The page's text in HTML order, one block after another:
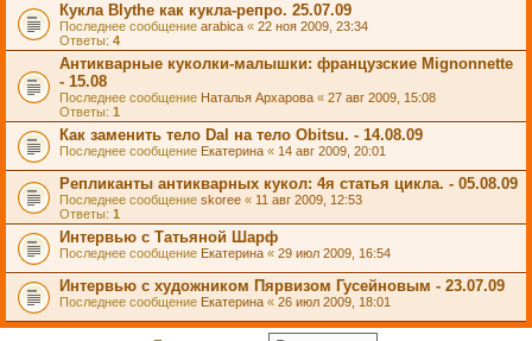
Кукла Blythe как кукла-репро. 25.07.09
Последнее сообщение arabica « 22 ноя 2009, 23:34
Ответы: 4
Антикварные куколки-малышки: французские Mignonnette
- 15.08
Последнее сообщение Наталья Архарова « 27 авг 2009, 15:08
Ответы: 1
Как заменить тело Dal на тело Obitsu. - 14.08.09
Последнее сообщение Екатерина « 14 авг 2009, 20:01
Репликанты антикварных кукол: 4я статья цикла. - 05.08.09
Последнее сообщение skoree « 11 авг 2009, 12:53
Ответы: 1
Интервью с Татьяной Шарф
Последнее сообщение Екатерина « 29 июл 2009, 16:54
Интервью с художником Пярвизом Гусейновым - 23.07.09
Последнее сообщение Екатерина « 26 июл 2009, 18:01